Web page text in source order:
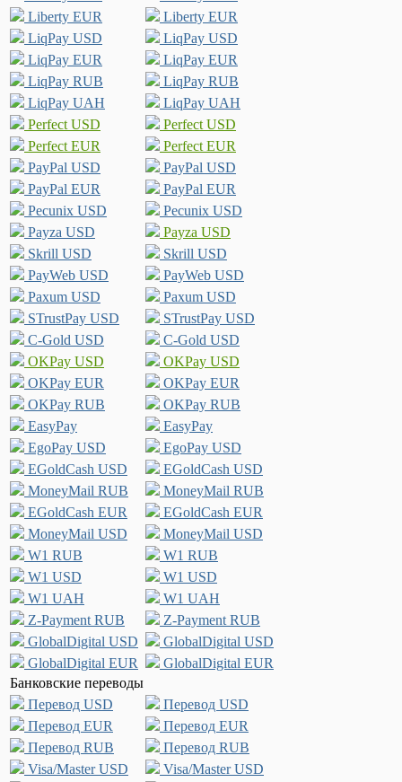
Liberty EUR
Liberty EUR
LiqPay USD
LiqPay USD
LiqPay EUR
LiqPay EUR
LiqPay RUB
LiqPay RUB
LiqPay UAH
LiqPay UAH
Perfect USD
Perfect USD
Perfect EUR
Perfect EUR
PayPal USD
PayPal USD
PayPal EUR
PayPal EUR
Pecunix USD
Pecunix USD
Payza USD
Payza USD
Skrill USD
Skrill USD
PayWeb USD
PayWeb USD
Paxum USD
Paxum USD
STrustPay USD
STrustPay USD
C-Gold USD
C-Gold USD
OKPay USD
OKPay USD
OKPay EUR
OKPay EUR
OKPay RUB
OKPay RUB
EasyPay
EasyPay
EgoPay USD
EgoPay USD
EGoldCash USD
EGoldCash USD
MoneyMail RUB
MoneyMail RUB
EGoldCash EUR
EGoldCash EUR
MoneyMail USD
MoneyMail USD
W1 RUB
W1 RUB
W1 USD
W1 USD
W1 UAH
W1 UAH
Z-Payment RUB
Z-Payment RUB
GlobalDigital USD
GlobalDigital USD
GlobalDigital EUR
GlobalDigital EUR
Банковские переводы
Перевод USD
Перевод USD
Перевод EUR
Перевод EUR
Перевод RUB
Перевод RUB
Visa/Master USD
Visa/Master USD